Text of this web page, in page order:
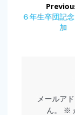
Previous
６年生卒団記
加
メールア
ん。
※